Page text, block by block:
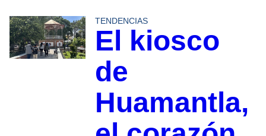
TENDENCIAS
El kiosco
de
Huamantla,